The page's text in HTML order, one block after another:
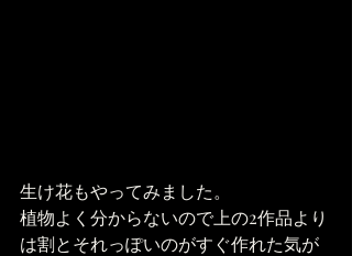
生け花もやってみました。
植物よく分からないので上の2作品より
は割とそれっぽいのがすぐ作れた気が